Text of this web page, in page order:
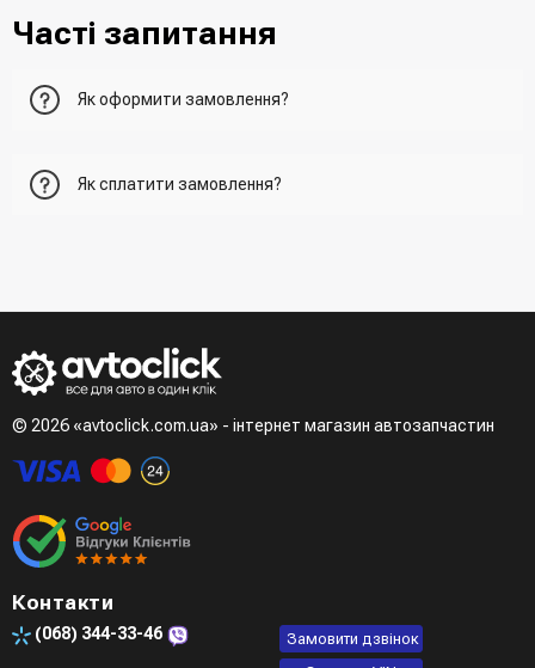
Часті запитання
Як оформити замовлення?
нього та вказати всю необхідну інформацію про
зателефонує менеджер для підтвердження та уточнення
Третій варіант - зробити замовлення в телефонному
Четвертий варіант - замовити через доступні месенджери
(viber, telegram)
Як сплатити замовлення?
© 2026 «avtoclick.com.ua» - інтернет магазин автозапчастин
Контакти
(068) 344-33-46
Замовити дзвінок